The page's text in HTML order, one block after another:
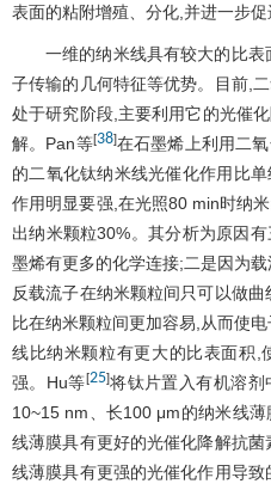
表面的粘附增殖、分化,并进一步促
一维的纳米线具有较大的比
子传输的几何特征等优势。目前,
处于研究阶段,主要利用它的光催
解。Pan等[38]在石墨烯上利用二
的二氧化钛纳米线光催化作用比
作用明显要强,在光照80 min时纳
出纳米颗粒30%。其分析为原因
墨烯有更多的化学连接;二是因为
反载流子在纳米颗粒间只可以做
比在纳米颗粒间更加容易,从而使
线比纳米颗粒有更大的比表面积,
强。Hu等[25]将钛片置入有机溶剂
10~15 nm、长100 μm的纳米线
线薄膜具有更好的光催化降解抗
线薄膜具有更强的光催化作用导